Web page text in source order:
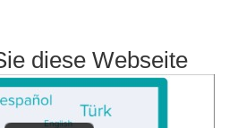
diese Webseite